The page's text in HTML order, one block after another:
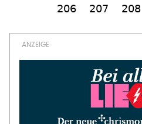
Seitennummerierung
Seite
206 Seite
207 Seite
208
Nächste Seite